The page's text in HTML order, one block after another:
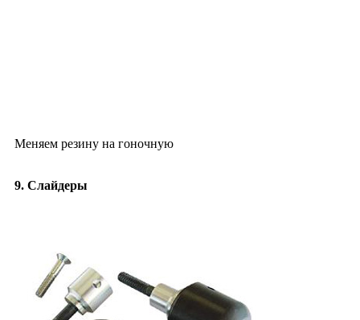
Меняем резину на гоночную
9. Слайдеры